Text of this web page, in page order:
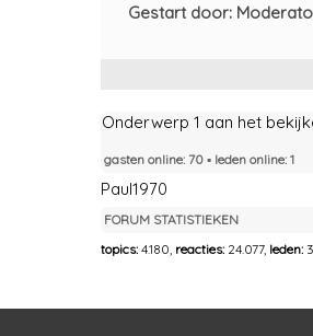
Gestart door:
Onderwerp 1 aan het
gasten online: 70 ▪︎ leden online: 1
Paul1970
FORUM STATISTIEKEN
topics: 4.180, reacties: 24.077, leden: